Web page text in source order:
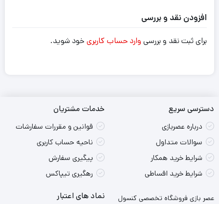
افزودن نقد و بررسی
برای ثبت نقد و بررسی وارد حساب کاربری خود شوید.
دسترسی سریع
درباره عصربازی
سوالات متداول
شرایط خرید همکار
شرایط خرید اقساطی
خدمات مشتریان
قوانین و مقررات سفارشات
ناحیه حساب کاربری
پیگیری سفارش
رهگیری تیپاکس
عصر بازی فروشگاه تخصصی کنسول
نماد های اعتبار